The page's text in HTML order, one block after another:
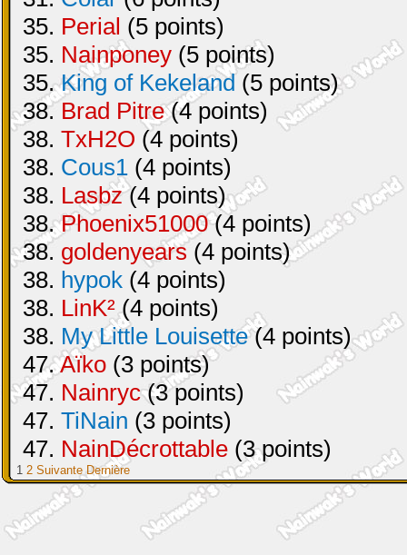
35. Perial (5 points)
35. Nainponey (5 points)
35.King of Kekeland(5 points)
38. Brad Pitre(4 points)
38. TxH2O (4 points)
38. Cous1 (4 points)
38. Lasbz(4 points)
38.Phoenix51000(4 points)
38. goldenyears (4 points)
38. hypok (4 points)
38. LinK²(4 points)
38. My Little Louisette(4 points)
47.Aïko (3 points)
47. Nainryc(3 points)
47. TiNain (3 points)
47. NainDécrottable (3 points)
1 2 Suivante Dernière